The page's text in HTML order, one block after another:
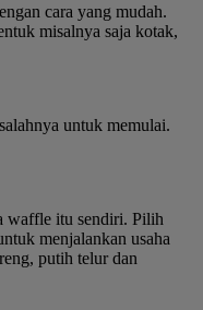
cara yang mudah.
misalnya saja kotak,
untuk memulai.
waffle itu sendiri. Pilih
menjalankan usaha
putih telur dan